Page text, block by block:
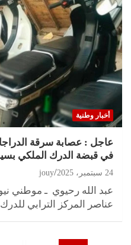
أخبار وطنية
عاجل : عصابة سرقة
في قبضة الدرك الملكي
24 سبتمبر، 2025 jouy
عبد الله رحيوي ـ موطني
عناصر المركز الترابي